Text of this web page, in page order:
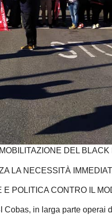
DEL BLACK
LA NECESSITÀ
E POLITICA CONTRO IL
in larga parte operai